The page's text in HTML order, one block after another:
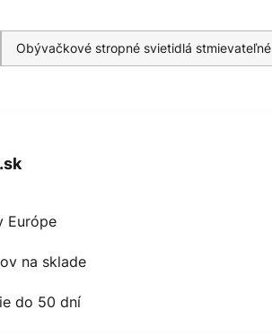
Obývačkové stropné svietidlá stmievateľné
Európe
na sklade
do 50 dní